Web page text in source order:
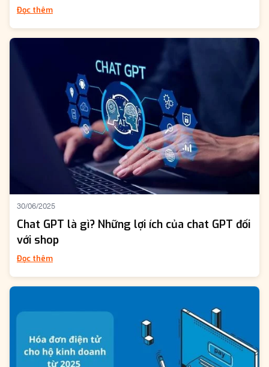
Đọc thêm
30/06/2025
Chat GPT là gì? Những lợi ích của chat GPT đối
với shop
Đọc thêm